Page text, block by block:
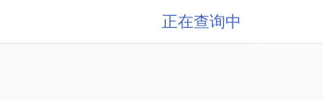
正在查询中